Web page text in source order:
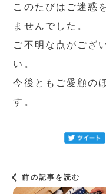
このたびはご迷惑
ませんでした。
ご不明な点がござ
い。
今後ともご愛顧の
す。
前の記事を読む